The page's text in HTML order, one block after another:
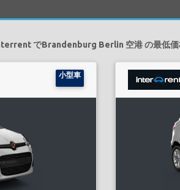
でBrandenburg Berlin 空港 の最低価
小型車